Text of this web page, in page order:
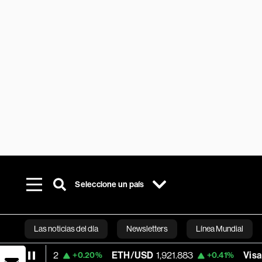
Seleccione un país
Las noticias del día Newsletters Línea Mundial
Bloomberg
ETH/USD 1,921.883 +0.41% Visa 362.50 -